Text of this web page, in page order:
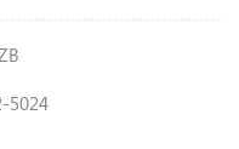
5024